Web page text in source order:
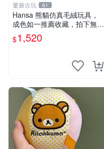
董爺古玩 61
Hansa 熊貓仿真毛絨玩具，
成色如一推薦收藏，拍下無疑
心 熊貓 毛絨玩具 收藏
$1,520